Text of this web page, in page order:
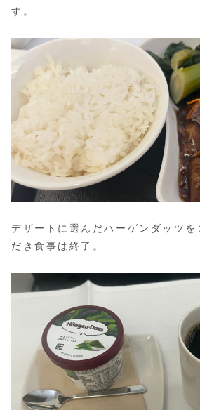
す。
デザートに選んだハーゲンダッツを
だき食事は終了。